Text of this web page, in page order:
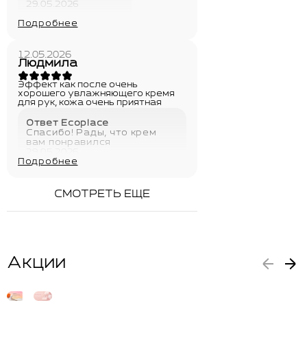
29.05.2026
Подробнее
12.05.2026
Людмила
Эффект как после очень
хорошего увлажняющего кремя
для рук, кожа очень приятная
Ответ Ecoplace
Спасибо! Рады, что крем
вам понравился
Подробнее
СМОТРЕТЬ ЕЩЕ
Акции